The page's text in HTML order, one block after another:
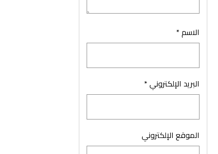
الاسم*
البريد الإلكتروني*
الموقع الإلكتروني